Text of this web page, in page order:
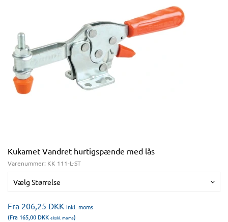
Kukamet Vandret hurtigspænde med lås
Varenummer: KK 111-L-ST
Vælg Størrelse
Fra 206,25 DKK inkl. moms
(Fra 165,00 DKK ekskl. moms)